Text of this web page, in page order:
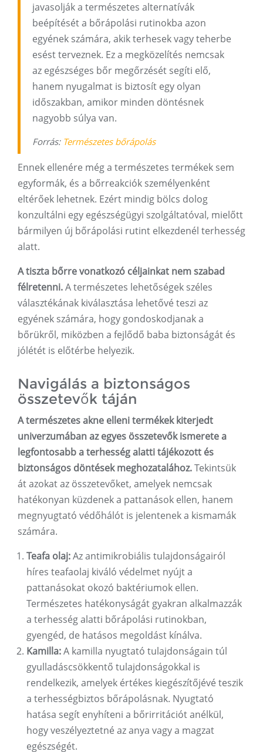
javasolják a természetes alternatívák
beépítését a bőrápolási rutinokba azon
egyének számára, akik terhesek vagy teherbe
esést terveznek. Ez a megközelítés nemcsak
az egészséges bőr megőrzését segíti elő,
hanem nyugalmat is biztosít egy olyan
időszakban, amikor minden döntésnek
nagyobb súlya van.
Forrás: Természetes bőrápolás
Ennek ellenére még a természetes termékek sem
egyformák, és a bőrreakciók személyenként
eltérőek lehetnek. Ezért mindig bölcs dolog
konzultálni egy egészségügyi szolgáltatóval, mielőtt
bármilyen új bőrápolási rutint elkezdenél terhesség
alatt.
A tiszta bőrre vonatkozó céljainkat nem szabad
félretenni.A természetes lehetőségek széles
választékának kiválasztása lehetővé teszi az
egyének számára, hogy gondoskodjanak a
bőrükről, miközben a fejlődő baba biztonságát és
jólétét is előtérbe helyezik.
Navigálás a biztonságos
összetevők táján
A természetes akne elleni termékek kiterjedt
univerzumában az egyes összetevők ismerete a
legfontosabb a terhesség alatti tájékozott és
biztonságos döntések meghozatalához.Tekintsük
át azokat az összetevőket, amelyek nemcsak
hatékonyan küzdenek a pattanások ellen, hanem
megnyugtató védőhálót is jelentenek a kismamák
számára.
Teafa olaj:Az antimikrobiális tulajdonságairól
híres teafaolaj kiváló védelmet nyújt a
pattanásokat okozó baktériumok ellen.
Természetes hatékonyságát gyakran alkalmazzák
a terhesség alatti bőrápolási rutinokban,
gyengéd, de hatásos megoldást kínálva.
Kamilla:A kamilla nyugtató tulajdonságain túl
gyulladáscsökkentő tulajdonságokkal is
rendelkezik, amelyek értékes kiegészítőjévé teszik
a terhességbiztos bőrápolásnak. Nyugtató
hatása segít enyhíteni a bőrirritációt anélkül,
hogy veszélyeztetné az anya vagy a magzat
egészségét.